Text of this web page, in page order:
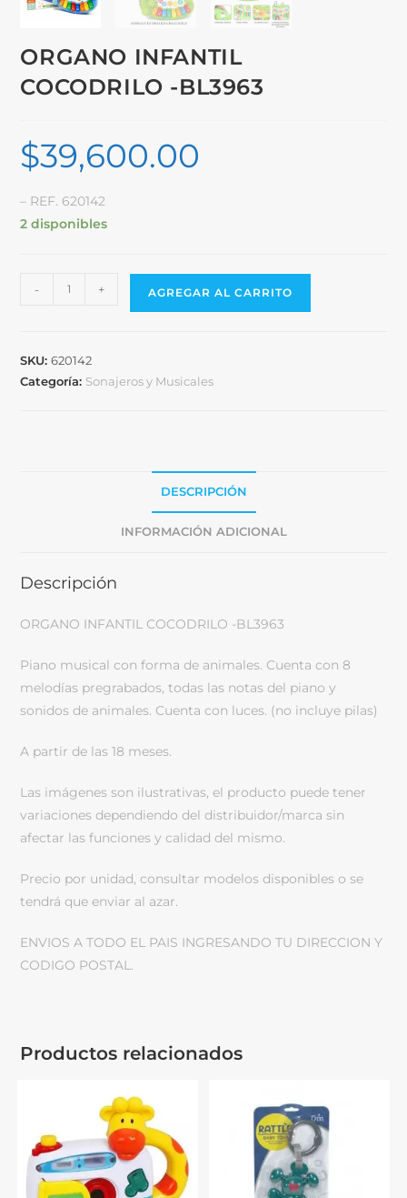
ORGANO INFANTIL
COCODRILO -BL3963
$39,600.00
– REF. 620142
2 disponibles
- + AGREGAR AL CARRITO
SKU:620142
Categoría: Sonajeros y Musicales
DESCRIPCIÓN
INFORMACIÓN ADICIONAL
Descripción
ORGANO INFANTIL COCODRILO -BL3963
Piano musical con forma de animales. Cuenta con 8
melodías pregrabados, todas las notas del piano y
sonidos de animales. Cuenta con luces. (no incluye pilas)
A partir de las 18 meses.
Las imágenes son ilustrativas, el producto puede tener
variaciones dependiendo del distribuidor/marca sin
afectar las funciones y calidad del mismo.
Precio por unidad, consultar modelos disponibles o se
tendrá que enviar al azar.
ENVIOS A TODO EL PAIS INGRESANDO TU DIRECCION Y
CODIGO POSTAL.
Productos relacionados